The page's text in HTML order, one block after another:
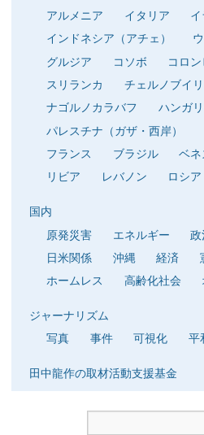
アルメニア
イタリア イ
インドネシア（アチェ）
グルジア
コソボ コロ
スリランカ
チェルノブイリ
ナゴルノカラバフ
ハンガ
パレスチナ（ガザ・西岸）
フランス
ブラジル ベネ
リビア
レバノン ロシア
国内
原発災害
エネルギー 政
日米関係
沖縄 経済
ホームレス
高齢化社会
ジャーナリズム
写真
事件 可視化 平
田中龍作の取材活動支援基金